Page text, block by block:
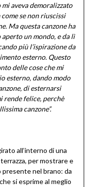
aveva demoralizzato
se non riuscissi
Ma questa canzone ha
un mondo, e da lì
più l’ispirazione da
esterno. Questo
delle cose che mi
esterno, dando modo
di esternarsi
rende felice, perchè
canzone”.
all’interno di una
per mostrare e
presente nel brano: da
si esprime al meglio